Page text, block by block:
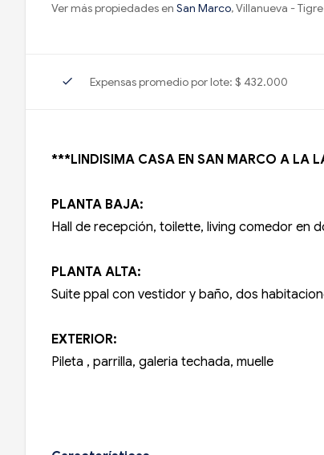
Ver más propiedades en San Marco, Villanueva - Tigre
check Expensas promedio por lote: $ 432.000
***LINDISIMA CASA EN SAN MARCO A LA
PLANTA BAJA:
Hall de recepción, toilette, living comedor en
PLANTA ALTA:
Suite ppal con vestidor y baño, dos
EXTERIOR:
Pileta , parrilla, galeria techada, muelle